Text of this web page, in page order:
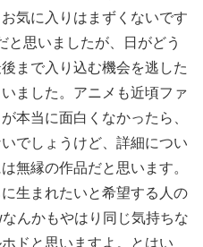
気に入りはまずくないです
と思いましたが、日がどう
まで入り込む機会を逃した
ました。アニメも近頃ファ
本当に面白くなかったら、
でしょうけど、詳細につい
無縁の作品だと思います。
生まれたいと希望する人の
んかもやはり同じ気持ちな
ドと思いますよ。とはい